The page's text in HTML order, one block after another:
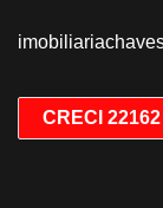
CRECI 22162